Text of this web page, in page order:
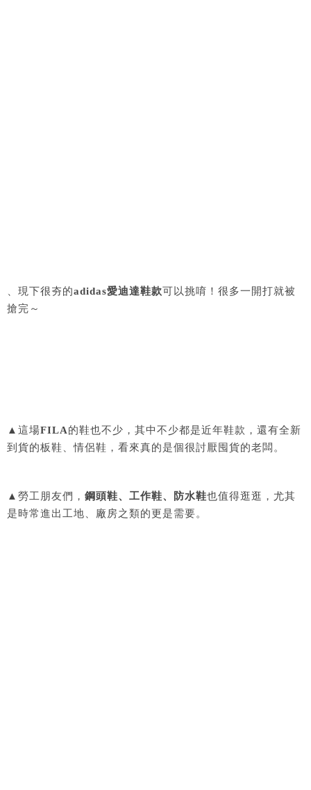
、現下很夯的adidas愛迪達鞋款可以挑唷！很多一開打就被
搶完～
▲這場FILA的鞋也不少，其中不少都是近年鞋款，還有全新
到貨的板鞋、情侶鞋，看來真的是個很討厭囤貨的老闆。
▲勞工朋友們， 鋼頭鞋、工作鞋、防水鞋也值得逛逛，尤其
是時常進出工地、廠房之類的更是需要。